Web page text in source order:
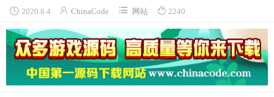
 2020.8.4  ChinaCode  网站  2240